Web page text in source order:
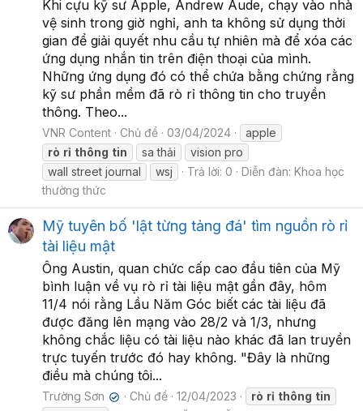
Khi cựu kỹ sư Apple, Andrew Aude, chạy vào nhà
vệ sinh trong giờ nghỉ, anh ta không sử dụng thời
gian để giải quyết nhu cầu tự nhiên mà để xóa các
ứng dụng nhắn tin trên điện thoại của mình.
Những ứng dụng đó có thể chứa bằng chứng rằng
kỹ sư phần mềm đã rò rỉ thông tin cho truyền
thông. Theo...
VNR Content Chủ đề 03/04/2024
apple
rò rỉ thông tin sa thải
vision pro
wall street journal
wsj Trả lời: 0 Diễn đàn: Khoa học
thường thức
Mỹ tuyên bố 'lật từng tảng đá' tìm nguồn rò rỉ
tài liệu mật
Ông Austin, quan chức cấp cao đầu tiên của Mỹ
bình luận về vụ rò rỉ tài liệu mật gần đây, hôm
11/4 nói rằng Lầu Năm Góc biết các tài liệu đã
được đăng lên mạng vào 28/2 và 1/3, nhưng
không chắc liệu có tài liệu nào khác đã lan truyền
trực tuyến trước đó hay không. "Đây là những
điều mà chúng tôi...
Trường Sơn ✔ Chủ đề 12/04/2023 rò rỉ thông tin